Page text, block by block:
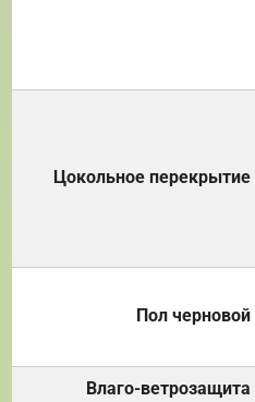
Цокольное перекрытие
Пол черновой
Влаго-ветрозащита